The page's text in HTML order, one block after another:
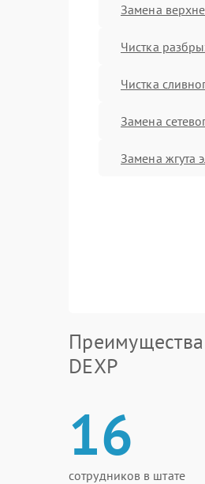
Замена
Чистка
Чистка
Замена
Замена жгута
DEXP
16
сотрудников в штате